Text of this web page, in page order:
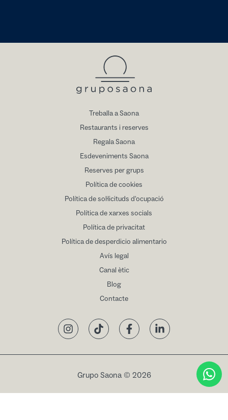
Treballa a Saona
Restaurants i reserves
Regala Saona
Esdeveniments Saona
Reserves per grups
Política de cookies
Política de sol·licituds d'ocupació
Política de xarxes socials
Política de privacitat
Política de desperdicio alimentario
Avís legal
Canal ètic
Blog
Contacte
InstagramTikTok FacebookLinkedIn
Grupo Saona © 2026